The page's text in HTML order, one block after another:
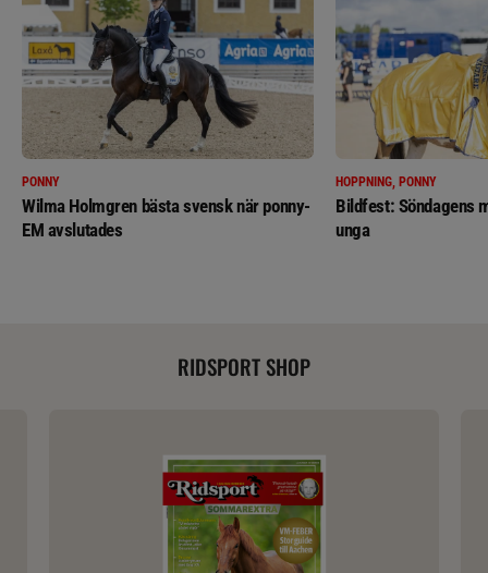
PONNY
Wilma Holmgren bästa svensk när ponny-
EM avslutades
HOPPNING, PONNY
Bildfest: Söndagens
unga
RIDSPORT SHOP